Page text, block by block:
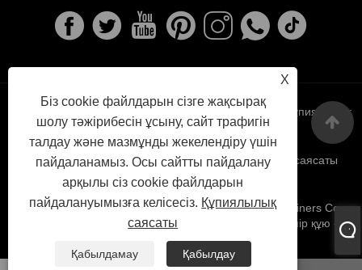
X
Біз cookie файлдарын сізге жақсырақ
шолу тәжірибесін ұсыну, сайт трафигін
талдау және мазмұнды жекелендіру үшін
пайдаланамыз. Осы сайтты пайдалану
арқылы сіз cookie файлдарын
пайдалануымызға келісесіз. Құпиялылық
саясаты
Қабылдамау
Қабылдау
Sitemap XML Құпиялылық
саясаты
Авторлық құқық © 2022 Ningbo Surectreme The Machiners Co.,
Ltd. - Ыстық темір құю, инвестициялық құю, сұр темір құю ​​-
барлық құқықтар қорғалған.